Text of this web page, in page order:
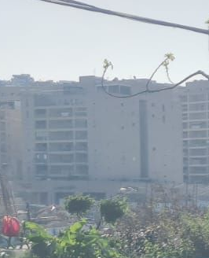
או מי מטעמה ("אנגלו סכסון") בדוא"ל,
טלפון שיווקית, הצעות ודברי שיווק
כהגדרתם בחוק וכן, שפרטיי האישיים
וישמשו אותה לשליחת מידע ולקידום
לרבות אך לא רק, לעריכת ניתוח מידע
סטטיסטי.
שלח